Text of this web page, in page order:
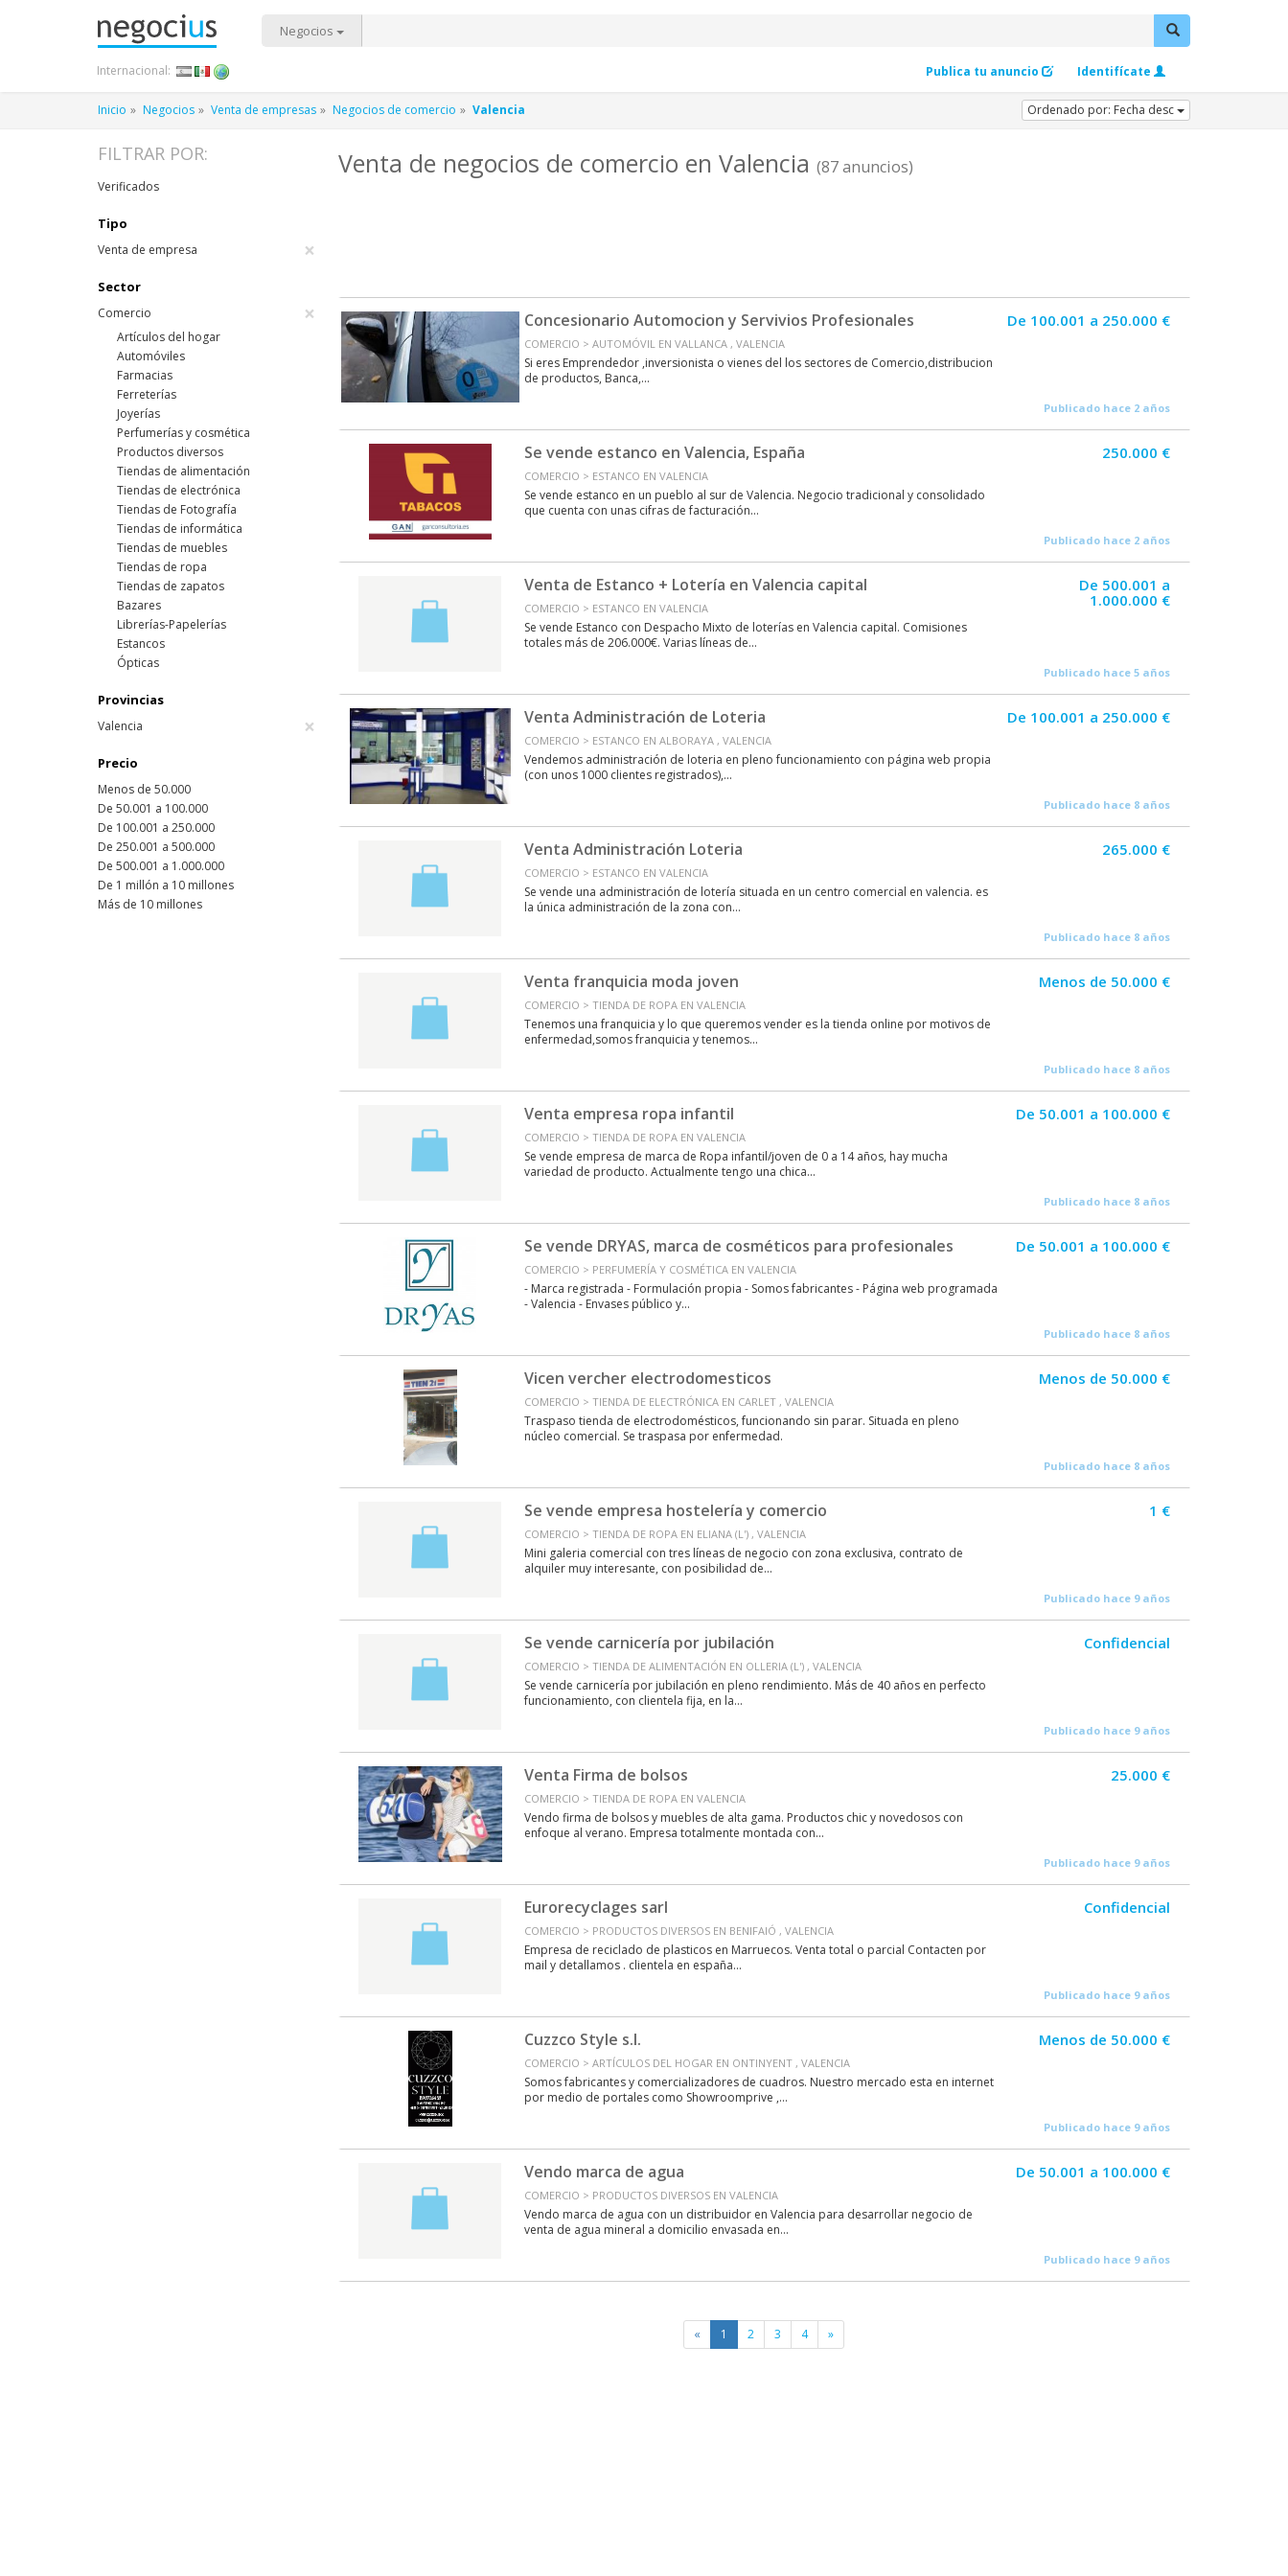
Negocios
Publica tu anuncio Identifícate
Internacional:
Inicio Negocios Venta de empresas Negocios de comercio Valencia Ordenado por: Fecha desc
Venta de negocios de comercio en Valencia (87 anuncios)
Concesionario Automocion y Servivios Profesionales
COMERCIO > AUTOMÓVIL EN VALLANCA , VALENCIA
Si eres Emprendedor ,inversionista o vienes del los sectores de Comercio,distribucion
de productos, Banca,...
De 100.001 a 250.000 €
Publicado hace 2 años
Se vende estanco en Valencia, España
COMERCIO > ESTANCO EN VALENCIA
Se vende estanco en un pueblo al sur de Valencia. Negocio tradicional y consolidado
que cuenta con unas cifras de facturación...
250.000 €
Publicado hace 2 años
Venta de Estanco + Lotería en Valencia capital
COMERCIO > ESTANCO EN VALENCIA
Se vende Estanco con Despacho Mixto de loterías en Valencia capital. Comisiones
totales más de 206.000€. Varias líneas de...
De 500.001 a
1.000.000 €
Publicado hace 5 años
Venta Administración de Loteria
COMERCIO > ESTANCO EN ALBORAYA , VALENCIA
Vendemos administración de loteria en pleno funcionamiento con página web propia
(con unos 1000 clientes registrados),...
De 100.001 a 250.000 €
Publicado hace 8 años
Venta Administración Loteria
COMERCIO > ESTANCO EN VALENCIA
Se vende una administración de lotería situada en un centro comercial en valencia. es
la única administración de la zona con...
265.000 €
Publicado hace 8 años
Venta franquicia moda joven
COMERCIO > TIENDA DE ROPA EN VALENCIA
Tenemos una franquicia y lo que queremos vender es la tienda online por motivos de
enfermedad,somos franquicia y tenemos...
Menos de 50.000 €
Publicado hace 8 años
Venta empresa ropa infantil
COMERCIO > TIENDA DE ROPA EN VALENCIA
Se vende empresa de marca de Ropa infantil/joven de 0 a 14 años, hay mucha
variedad de producto. Actualmente tengo una chica...
De 50.001 a 100.000 €
Publicado hace 8 años
Se vende DRYAS, marca de cosméticos para profesionales
COMERCIO > PERFUMERÍA Y COSMÉTICA EN VALENCIA
- Marca registrada - Formulación propia - Somos fabricantes - Página web programada
- Valencia - Envases público y...
De 50.001 a 100.000 €
Publicado hace 8 años
Vicen vercher electrodomesticos
COMERCIO > TIENDA DE ELECTRÓNICA EN CARLET , VALENCIA
Traspaso tienda de electrodomésticos, funcionando sin parar. Situada en pleno
núcleo comercial. Se traspasa por enfermedad.
Menos de 50.000 €
Publicado hace 8 años
Se vende empresa hostelería y comercio
COMERCIO > TIENDA DE ROPA EN ELIANA (L') , VALENCIA
Mini galeria comercial con tres líneas de negocio con zona exclusiva, contrato de
alquiler muy interesante, con posibilidad de...
1 €
Publicado hace 9 años
Se vende carnicería por jubilación
COMERCIO > TIENDA DE ALIMENTACIÓN EN OLLERIA (L') , VALENCIA
Se vende carnicería por jubilación en pleno rendimiento. Más de 40 años en perfecto
funcionamiento, con clientela fija, en la...
Confidencial
Publicado hace 9 años
Venta Firma de bolsos
COMERCIO > TIENDA DE ROPA EN VALENCIA
Vendo firma de bolsos y muebles de alta gama. Productos chic y novedosos con
enfoque al verano. Empresa totalmente montada con...
25.000 €
Publicado hace 9 años
Eurorecyclages sarl
COMERCIO > PRODUCTOS DIVERSOS EN BENIFAIÓ , VALENCIA
Empresa de reciclado de plasticos en Marruecos. Venta total o parcial Contacten por
mail y detallamos . clientela en españa...
Confidencial
Publicado hace 9 años
Cuzzco Style s.l.
COMERCIO > ARTÍCULOS DEL HOGAR EN ONTINYENT , VALENCIA
Somos fabricantes y comercializadores de cuadros. Nuestro mercado esta en internet
por medio de portales como Showroomprive ,...
Menos de 50.000 €
Publicado hace 9 años
Vendo marca de agua
COMERCIO > PRODUCTOS DIVERSOS EN VALENCIA
Vendo marca de agua con un distribuidor en Valencia para desarrollar negocio de
venta de agua mineral a domicilio envasada en...
De 50.001 a 100.000 €
Publicado hace 9 años
« 1 2 3 4 »
FILTRAR POR:
Verificados
Tipo
Venta de empresa ×
Sector
Comercio ×
Artículos del hogar
Automóviles
Farmacias
Ferreterías
Joyerías
Perfumerías y cosmética
Productos diversos
Tiendas de alimentación
Tiendas de electrónica
Tiendas de Fotografía
Tiendas de informática
Tiendas de muebles
Tiendas de ropa
Tiendas de zapatos
Bazares
Librerías-Papelerías
Estancos
Ópticas
Provincias
Valencia ×
Precio
Menos de 50.000
De 50.001 a 100.000
De 100.001 a 250.000
De 250.001 a 500.000
De 500.001 a 1.000.000
De 1 millón a 10 millones
Más de 10 millones